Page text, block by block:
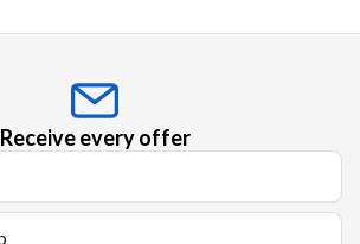
Receive every offer